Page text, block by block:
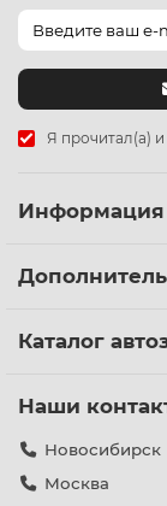
Я прочитал(а)
Информация
Каталог
Наши
Новосибирск
Москва